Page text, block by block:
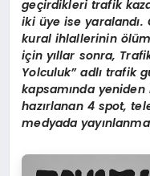
geçirdikleri trafik
iki üye ise
kural ihlallerinin ö
için yıllar sonra,
Yolculuk” adlı trafik
kapsamında
hazırlanan 4 spot,
medyada